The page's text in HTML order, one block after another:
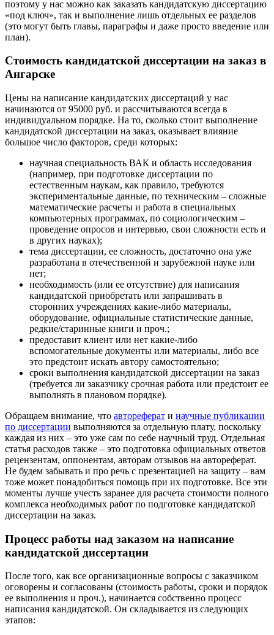
поэтому у нас можно как заказать кандидатскую диссертацию
«под ключ», так и выполнение лишь отдельных ее разделов
(это могут быть главы, параграфы и даже просто введение или
план).
Стоимость кандидатской диссертации на заказ в
Ангарске
Цены на написание кандидатских диссертаций у нас
начинаются от 95000 руб. и рассчитываются всегда в
индивидуальном порядке. На то, сколько стоит выполнение
кандидатской диссертации на заказ, оказывает влияние
большое число факторов, среди которых:
научная специальность ВАК и область исследования
(например, при подготовке диссертации по
естественным наукам, как правило, требуются
экспериментальные данные, по техническим – сложные
математические расчеты и работа в специальных
компьютерных программах, по социологическим –
проведение опросов и интервью, свои сложности есть и
в других науках);
тема диссертации, ее сложность, достаточно она уже
разработана в отечественной и зарубежной науке или
нет;
необходимость (или ее отсутствие) для написания
кандидатской приобретать или запрашивать в
сторонних учреждениях какие-либо материалы,
оборудование, официальные статистические данные,
редкие/старинные книги и проч.;
предоставит клиент или нет какие-либо
вспомогательные документы или материалы, либо все
это предстоит искать автору самостоятельно;
сроки выполнения кандидатской диссертации на заказ
(требуется ли заказчику срочная работа или предстоит ее
выполнять в плановом порядке).
Обращаем внимание, что автореферат и научные публикации
по диссертации выполняются за отдельную плату, поскольку
каждая из них – это уже сам по себе научный труд. Отдельная
статья расходов также – это подготовка официальных ответов
рецензентам, оппонентам, авторам отзывов на автореферат.
Не будем забывать и про речь с презентацией на защиту – вам
тоже может понадобиться помощь при их подготовке. Все эти
моменты лучше учесть заранее для расчета стоимости полного
комплекса необходимых работ по подготовке кандидатской
диссертации на заказ.
Процесс работы над заказом на написание
кандидатской диссертации
После того, как все организационные вопросы с заказчиком
оговорены и согласованы (стоимость работы, сроки и порядок
ее выполнения и проч.), начинается собственно процесс
написания кандидатской. Он складывается из следующих
этапов: